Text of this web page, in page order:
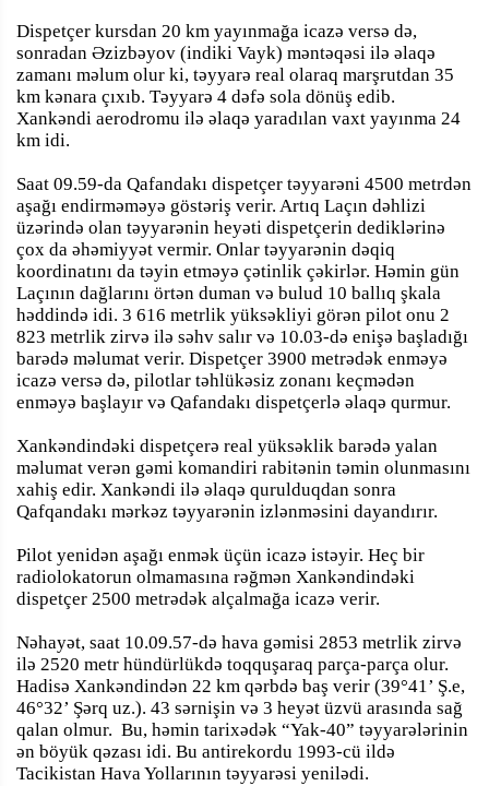
Dispetçer kursdan 20 km yayınmağa icazə versə də,
sonradan Əzizbəyov (indiki Vayk) məntəqəsi ilə əlaqə
zamanı məlum olur ki, təyyarə real olaraq marşrutdan 35
km kənara çıxıb. Təyyarə 4 dəfə sola dönüş edib.
Xankəndi aerodromu ilə əlaqə yaradılan vaxt yayınma 24
km idi.
Saat 09.59-da Qafandakı dispetçer təyyarəni 4500 metrdən
aşağı endirməməyə göstəriş verir. Artıq Laçın dəhlizi
üzərində olan təyyarənin heyəti dispetçerin dediklərinə
çox da əhəmiyyət vermir. Onlar təyyarənin dəqiq
koordinatını da təyin etməyə çətinlik çəkirlər. Həmin gün
Laçının dağlarını örtən duman və bulud 10 ballıq şkala
həddində idi. 3 616 metrlik yüksəkliyi görən pilot onu 2
823 metrlik zirvə ilə səhv salır və 10.03-də enişə başladığı
barədə məlumat verir. Dispetçer 3900 metrədək enməyə
icazə versə də, pilotlar təhlükəsiz zonanı keçmədən
enməyə başlayır və Qafandakı dispetçerlə əlaqə qurmur.
Xankəndindəki dispetçerə real yüksəklik barədə yalan
məlumat verən gəmi komandiri rabitənin təmin olunmasını
xahiş edir. Xankəndi ilə əlaqə qurulduqdan sonra
Qafqandakı mərkəz təyyarənin izlənməsini dayandırır.
Pilot yenidən aşağı enmək üçün icazə istəyir. Heç bir
radiolokatorun olmamasına rəğmən Xankəndindəki
dispetçer 2500 metrədək alçalmağa icazə verir.
Nəhayət, saat 10.09.57-də hava gəmisi 2853 metrlik zirvə
ilə 2520 metr hündürlükdə toqquşaraq parça-parça olur.
Hadisə Xankəndindən 22 km qərbdə baş verir (39°41’ Ş.e,
46°32’ Şərq uz.). 43 sərnişin və 3 heyət üzvü arasında sağ
qalan olmur. Bu, həmin tarixədək “Yak-40” təyyarələrinin
ən böyük qəzası idi. Bu antirekordu 1993-cü ildə
Tacikistan Hava Yollarının təyyarəsi yenilədi.